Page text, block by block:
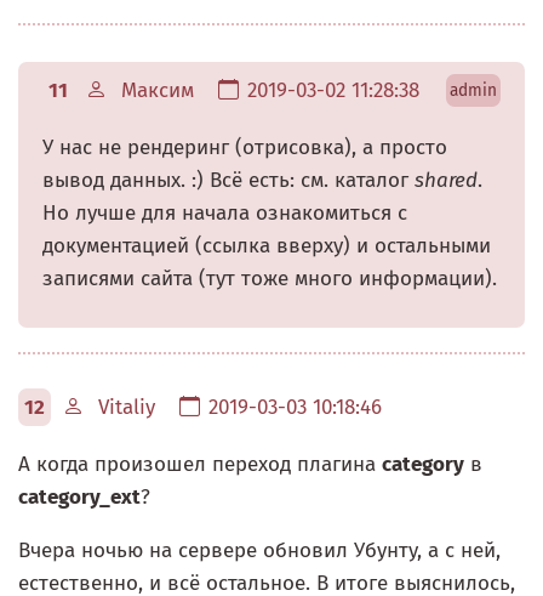
11 Максим 2019-03-02 11:28:38 admin
У нас не рендеринг (отрисовка), а просто
вывод данных. :) Всё есть: см. каталог shared.
Но лучше для начала ознакомиться с
документацией (ссылка вверху) и остальными
записями сайта (тут тоже много информации).
12 Vitaliy 2019-03-03 10:18:46
А когда произошел переход плагина category в
category_ext?
Вчера ночью на сервере обновил Убунту, а с ней,
естественно, и всё остальное. В итоге выяснилось,